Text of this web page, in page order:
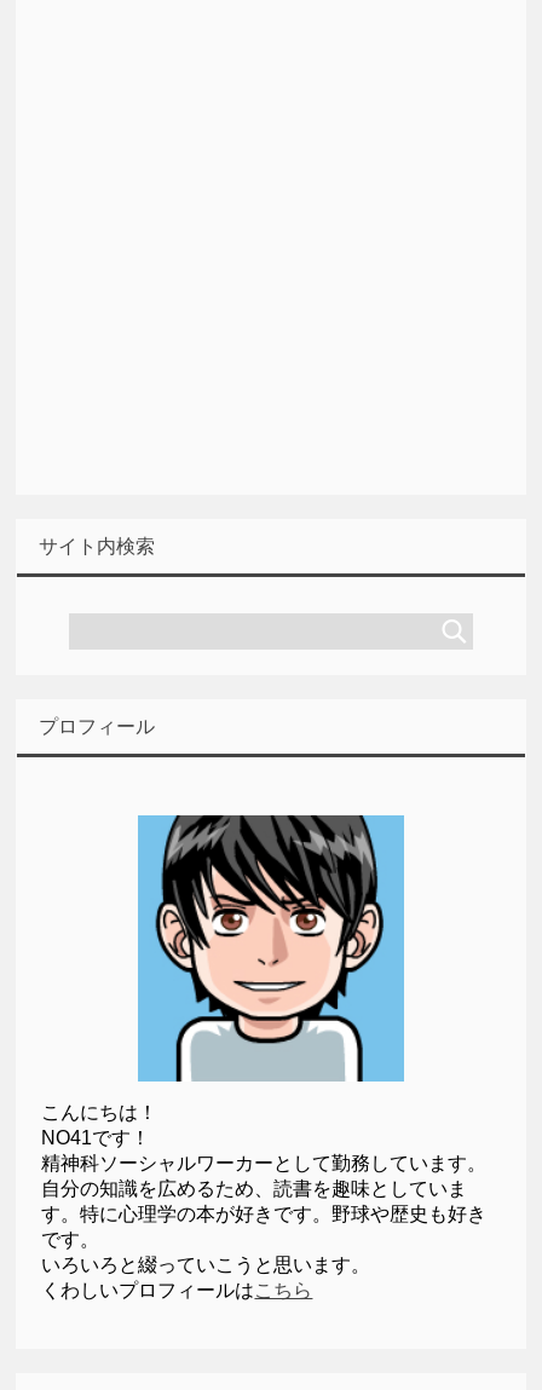
サイト内検索
プロフィール
こんにちは！
NO41です！
精神科ソーシャルワーカーとして勤務しています。
自分の知識を広めるため、読書を趣味としていま
す。特に心理学の本が好きです。野球や歴史も好き
です。
いろいろと綴っていこうと思います。
くわしいプロフィールはこちら